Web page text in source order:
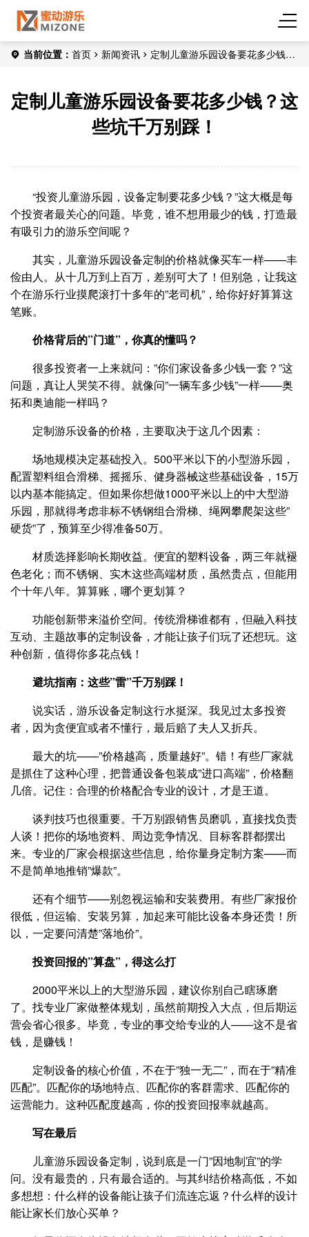
当前位置： 首页 新闻资讯
定制儿童游乐园设备要花多少钱？
定制儿童游乐园设备要花多少钱？这
些坑千万别踩！
“投资儿童游乐园，设备定制要花多少钱？”这大概是每
个投资者最关心的问题。毕竟，谁不想用最少的钱，打造最
有吸引力的游乐空间呢？
其实，儿童游乐园设备定制的价格就像买车一样——丰
俭由人。从十几万到上百万，差别可大了！但别急，让我这
个在游乐行业摸爬滚打十多年的”老司机”，给你好好算算这
笔账。
价格背后的”门道”，你真的懂吗？
很多投资者一上来就问：”你们家设备多少钱一套？”这
问题，真让人哭笑不得。就像问”一辆车多少钱”一样——奥
拓和奥迪能一样吗？
定制游乐设备的价格，主要取决于这几个因素：
场地规模决定基础投入。500平米以下的小型游乐园，
配置塑料组合滑梯、摇摇乐、健身器械这些基础设备，15万
以内基本能搞定。但如果你想做1000平米以上的中大型游
乐园，那就得考虑非标不锈钢组合滑梯、绳网攀爬架这些”
硬货”了，预算至少得准备50万。
材质选择影响长期收益。便宜的塑料设备，两三年就褪
色老化；而不锈钢、实木这些高端材质，虽然贵点，但能用
个十年八年。算算账，哪个更划算？
功能创新带来溢价空间。传统滑梯谁都有，但融入科技
互动、主题故事的定制设备，才能让孩子们玩了还想玩。这
种创新，值得你多花点钱！
避坑指南：这些”雷”千万别踩！
说实话，游乐设备定制这行水挺深。我见过太多投资
者，因为贪便宜或者不懂行，最后赔了夫人又折兵。
最大的坑——”价格越高，质量越好”。错！有些厂家就
是抓住了这种心理，把普通设备包装成”进口高端”，价格翻
几倍。记住：合理的价格配合专业的设计，才是王道。
谈判技巧也很重要。千万别跟销售员磨叽，直接找负责
人谈！把你的场地资料、周边竞争情况、目标客群都摆出
来。专业的厂家会根据这些信息，给你量身定制方案——而
不是简单地推销”爆款”。
还有个细节——别忽视运输和安装费用。有些厂家报价
很低，但运输、安装另算，加起来可能比设备本身还贵！所
以，一定要问清楚”落地价”。
投资回报的”算盘”，得这么打
2000平米以上的大型游乐园，建议你别自己瞎琢磨
了。找专业厂家做整体规划，虽然前期投入大点，但后期运
营会省心很多。毕竟，专业的事交给专业的人——这不是省
钱，是赚钱！
定制设备的核心价值，不在于”独一无二”，而在于”精准
匹配”。匹配你的场地特点、匹配你的客群需求、匹配你的
运营能力。这种匹配度越高，你的投资回报率就越高。
写在最后
儿童游乐园设备定制，说到底是一门”因地制宜”的学
问。没有最贵的，只有最合适的。与其纠结价格高低，不如
多想想：什么样的设备能让孩子们流连忘返？什么样的设计
能让家长们放心买单？